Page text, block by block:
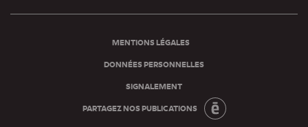
de
MENTIONS LÉGALES
DONNÉES PERSONNELLES
SIGNALEMENT
PARTAGEZ NOS PUBLICATIONS